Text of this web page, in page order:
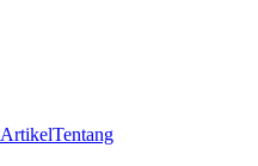
ArtikelTentang